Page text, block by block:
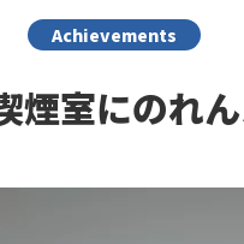
Achievements
煙室にのれ